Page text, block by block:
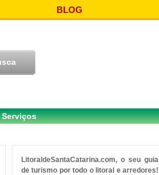
BLOG
Serviços
LitoraldeSantaCatarina.com, o seu guia
de turismo por todo o litoral e arredores!